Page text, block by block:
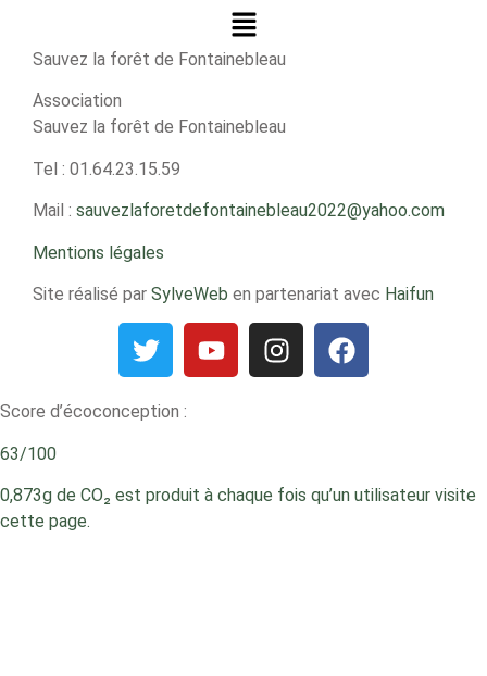
Sauvez la forêt de Fontainebleau
Association
Sauvez la forêt de Fontainebleau
Tel : 01.64.23.15.59
Mail : sauvezlaforetdefontainebleau2022@yahoo.com
Mentions légales
Site réalisé par SylveWeb en partenariat avec Haifun
Score d’écoconception :
63/100
0,873g de CO₂ est produit à chaque fois qu’un utilisateur visite
cette page.